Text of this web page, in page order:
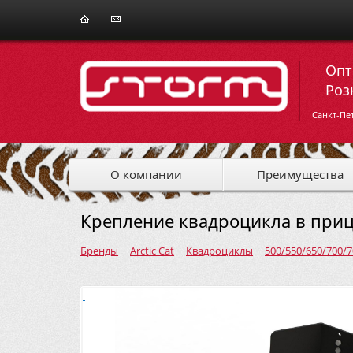
Опт
Санкт-
О компании Преимущества
Крепление квадроцикла в
Бренды Arctic Cat Квадроциклы 500/550/650/700/